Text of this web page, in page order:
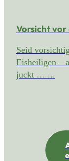
Vorsicht vor
Seid
Eisheiligen –
juckt … ...